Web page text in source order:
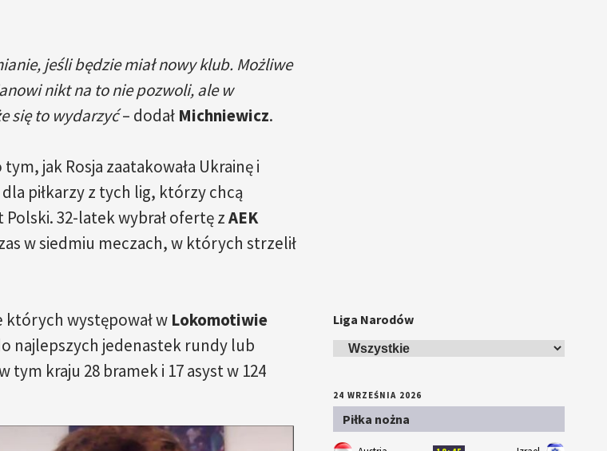
jeśli będzie miał nowy klub. Możliwe
nikt na to nie pozwoli, ale w
się to wydarzyć– dodał Michniewicz.
jak Rosja zaatakowała Ukrainę i
piłkarzy z tych lig, którzy chcą
32-latek wybrał ofertę zAEK
w siedmiu meczach, w których strzelił
których występował w Lokomotiwie
najlepszych jedenastek rundy lub
tym kraju 28 bramek i 17 asyst w 124
Liga Narodów
24 WRZEŚNIA 2026
Piłka nożna